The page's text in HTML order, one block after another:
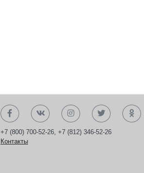
+7 (800) 700-52-26, +7 (812) 346-52-26
Контакты